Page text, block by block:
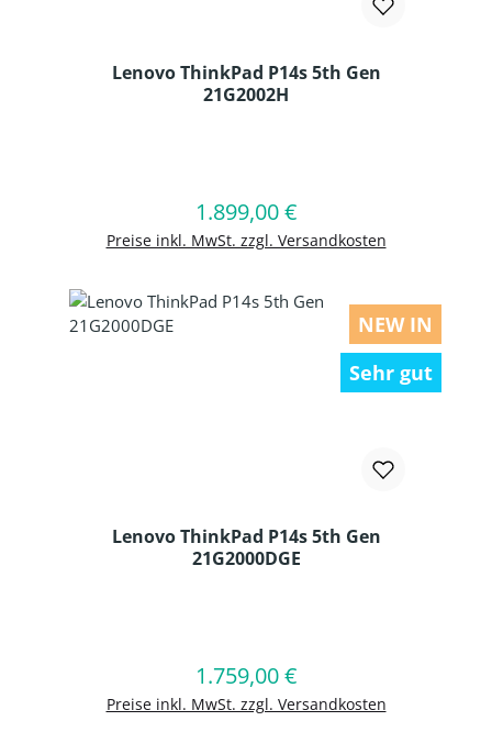
Lenovo ThinkPad P14s 5th Gen
21G2002H
Regulärer Preis:
1.899,00 €
Preise inkl. MwSt. zzgl. Versandkosten
In den Warenkorb
NEW IN
Sehr gut
Lenovo ThinkPad P14s 5th Gen
21G2000DGE
Regulärer Preis:
1.759,00 €
Preise inkl. MwSt. zzgl. Versandkosten
In den Warenkorb